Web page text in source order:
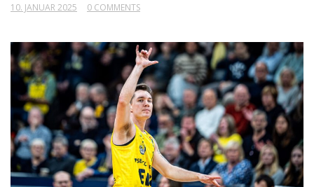
10. JANUAR 2025 0 COMMENTS